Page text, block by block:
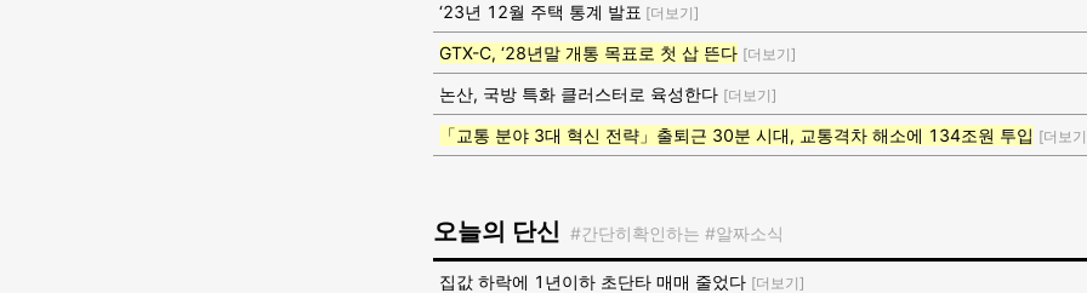
‘23년 12월 주택 통계 발표 [더보기]
GTX-C, ‘28년말 개통 목표로 첫 삽 뜬다 [더보기]
논산, 국방 특화 클러스터로 육성한다 [더보기]
「교통 분야 3대 혁신 전략」출퇴근 30분 시대, 교통격차 해소에 134조원 투입 [더보
오늘의 단신 #간단히확인하는 #알짜소식
집값 하락에 1년이하 초단타 매매 줄었다 [더보기]